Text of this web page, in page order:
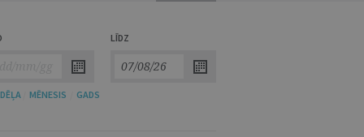
LĪDZ
MĒNESIS GADS